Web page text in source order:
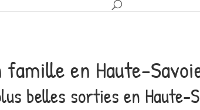
famille en Haute-
belles sorties en Haute-